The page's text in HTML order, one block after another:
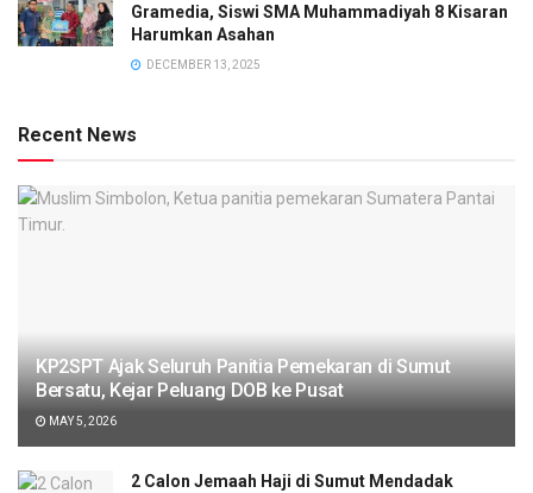
Gramedia, Siswi SMA Muhammadiyah 8 Kisaran
Harumkan Asahan
DECEMBER 13, 2025
Recent News
KP2SPT Ajak Seluruh Panitia Pemekaran di Sumut
Bersatu, Kejar Peluang DOB ke Pusat
MAY 5, 2026
2 Calon Jemaah Haji di Sumut Mendadak